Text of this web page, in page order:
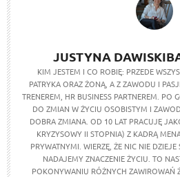
JUSTYNA
KIM JESTEM I CO ROBIĘ: PRZEDE
PATRYKA ORAZ ŻONĄ, A Z ZAWODU I
TRENEREM, HR BUSINESS PARTNEREM. PO
DO ZMIAN W ŻYCIU OSOBISTYM I
DOBRA ZMIANA. OD 10 LAT PRACUJĘ
KRYZYSOWY II STOPNIA) Z KADRĄ
PRYWATNYMI. WIERZĘ, ŻE NIC NIE
NADAJEMY ZNACZENIE ŻYCIU. TO
POKONYWANIU RÓŻNYCH ZAWIROWAŃ